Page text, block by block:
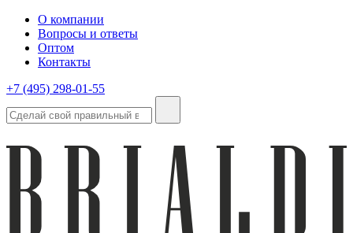
О компании
Вопросы и ответы
Оптом
Контакты
+7 (495) 298-01-55